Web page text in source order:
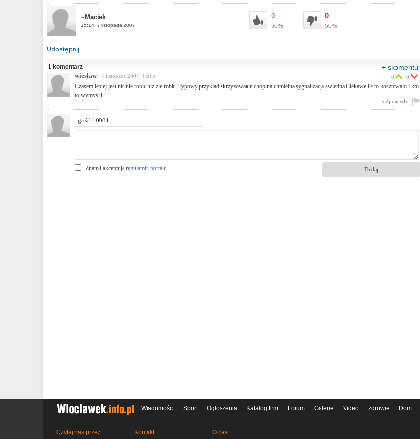
~Maciek
15:14, 7 listopada 2007
0
50%
0
50%
Udostępnij
1 komentarz + skomentuj
wieslaw• 7 listopada 2007, 15:15
Czasem lepiej jest nic nie robic niz zle robic. Typowy przyklad skrzyzowanie chopina-chmielna sygnalizacja swietlna.Ciekawe ile to kosztowalo i kto
to wymyslil.
0 0
odpowiedz
ID:17
Znam i akceptuję regulamin portalu
Wiadomości Sport Ogłoszenia Katalog firm Forum Galerie Video Zdrowie Dom
Czytaj nas przez Kontakt O nas